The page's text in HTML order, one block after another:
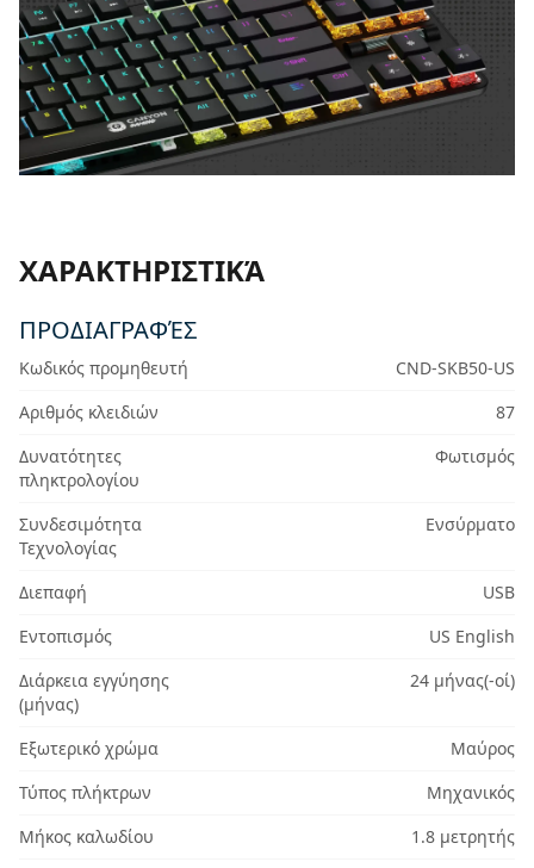
ΧΑΡΑΚΤΗΡΙΣΤΙΚΆ
ΠΡΟΔΙΑΓΡΑΦΈΣ
Κωδικός προμηθευτή
CND-SKB50-US
Αριθμός κλειδιών
87
Δυνατότητες
πληκτρολογίου
Φωτισμός
Συνδεσιμότητα
Τεχνολογίας
Ενσύρματο
Διεπαφή
USB
Εντοπισμός
US English
Διάρκεια εγγύησης
(μήνας)
24 μήνας(-οί)
Εξωτερικό χρώμα
Μαύρος
Τύπος πλήκτρων
Μηχανικός
Μήκος καλωδίου
1.8 μετρητής